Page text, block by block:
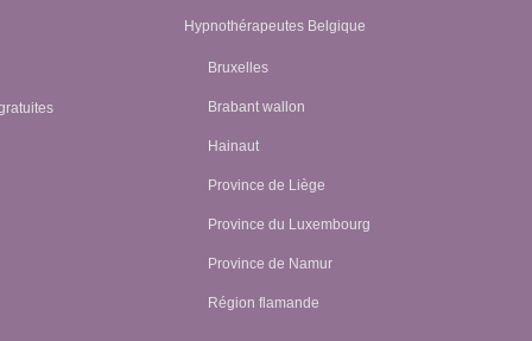
Hypnothérapeutes Belgique
Bruxelles
Brabant wallon
Hainaut
Province de Liège
Province du Luxembourg
Province de Namur
Région flamande